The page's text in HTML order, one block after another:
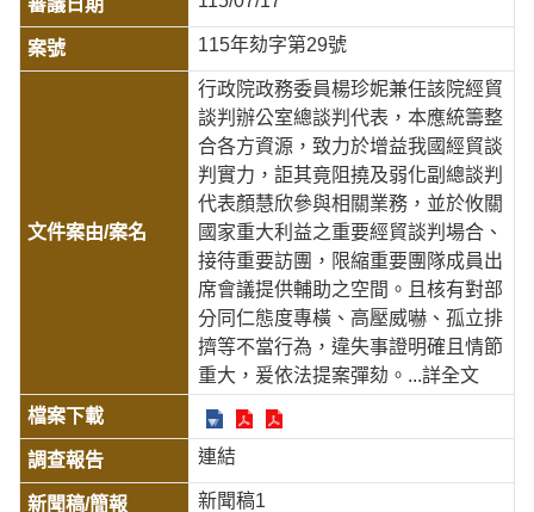
115年劾字第29號
行政院政務委員楊珍妮兼任該院經貿
談判辦公室總談判代表，本應統籌整
合各方資源，致力於增益我國經貿談
判實力，詎其竟阻撓及弱化副總談判
代表顏慧欣參與相關業務，並於攸關
國家重大利益之重要經貿談判場合、
接待重要訪團，限縮重要團隊成員出
席會議提供輔助之空間。且核有對部
分同仁態度專橫、高壓威嚇、孤立排
擠等不當行為，違失事證明確且情節
重大，爰依法提案彈劾。 ...詳全文
連結
新聞稿1